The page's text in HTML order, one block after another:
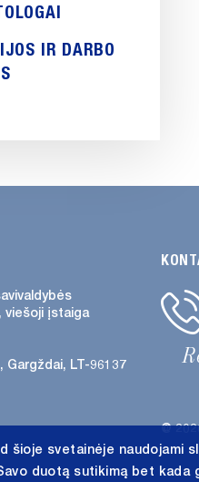
IR DARBO
viešoji įstaiga
Gargždai, LT-96137
@
šioje svetainėje naudojami
duotą sutikimą bet